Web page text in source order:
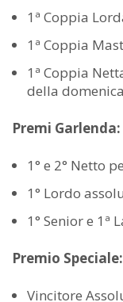
1ª Coppia
1ª Coppia
1ª Coppia
della domenica
Premi Garlenda:
1° e 2° Netto
1° Lordo
1° Senior e 1ª
Premio Speciale:
Vincitore